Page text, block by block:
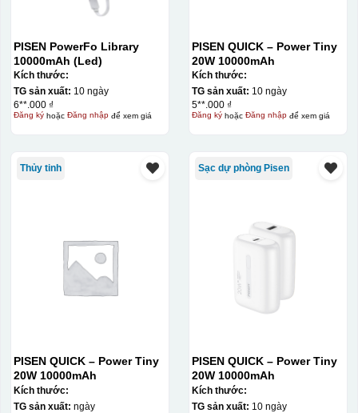
PISEN PowerFo Library
10000mAh (Led)
Kích thước:
TG sản xuất: 10 ngày
6**.000 ₫
Đăng kýhoặc Đăng nhậpđể xem giá
PISEN QUICK – Power Tiny
20W 10000mAh
Kích thước:
TG sản xuất: 10 ngày
5**.000 ₫
Đăng kýhoặc Đăng nhậpđể xem giá
Thủy tinh
PISEN QUICK – Power Tiny
20W 10000mAh
Kích thước:
TG sản xuất: ngày
Sạc dự phòng Pisen
PISEN QUICK – Power Tiny
20W 10000mAh
Kích thước:
TG sản xuất: 10 ngày